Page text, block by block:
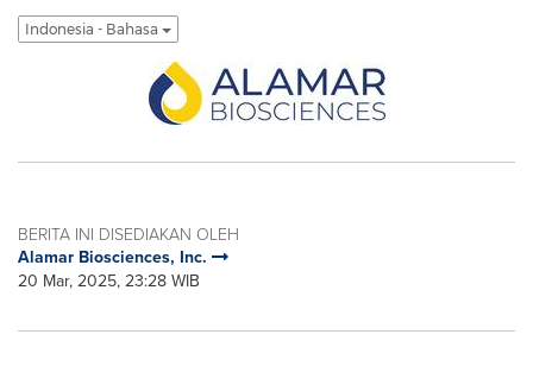
Indonesia - Bahasa
BERITA INI DISEDIAKAN OLEH
Alamar Biosciences, Inc.
20 Mar, 2025, 23:28 WIB